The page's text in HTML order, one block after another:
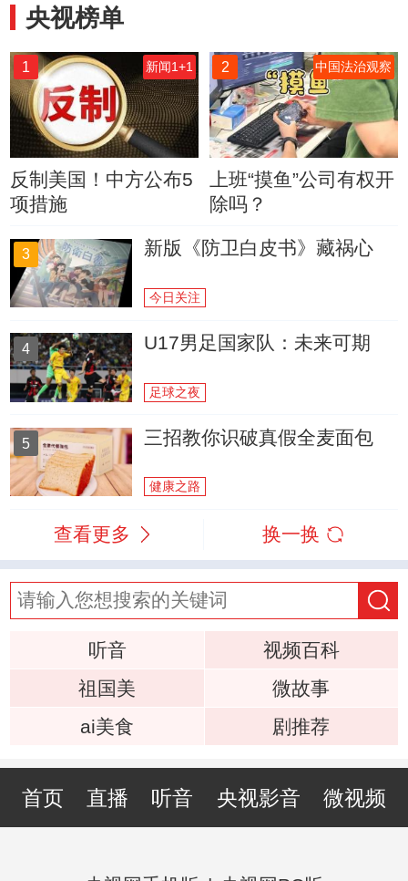
央视榜单
1 新闻1+1
反制美国！中方公布5
项措施
2 中国法治观察
上班“摸鱼”公司有权开
除吗？
3 新版《防卫白皮书》藏祸心
今日关注
4 U17男足国家队：未来可期
足球之夜
5 三招教你识破真假全麦面包
健康之路
查看更多 换一换
听音
视频百科
祖国美
微故事
ai美食
剧推荐
首页 直播 听音 央视影音 微视频